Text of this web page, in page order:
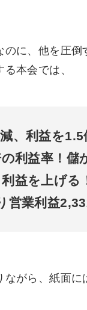
に、他を圧倒
本会では、
、利益を
利益率！儲
益を上げる
営業利益
がら、紙面に